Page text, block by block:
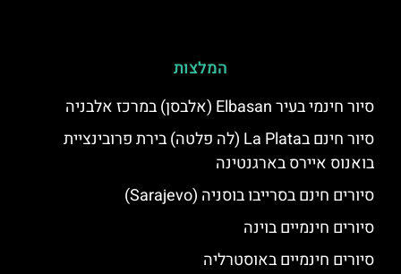
המלצות
סיור חינמי בעיר Elbasan (אלבסן) במרכז אלבניה
סיור חינם בLa Plata (לה פלטה) בירת פרובינציית
בואנוס איירס בארגנטינה
סיורים חינם בסרייבו בוסניה (Sarajevo)
סיורים חינמיים בוינה
סיורים חינמיים באוסטרליה